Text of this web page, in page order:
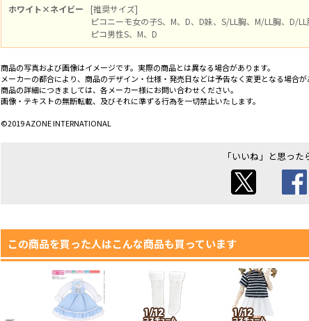
ホワイト×ネイビー
[推奨サイズ]
ピコニーモ女の子S、M、D、D妹、S/LL胸、M/LL胸、D/LL
ピコ男性S、M、D
商品の写真および画像はイメージです。実際の商品とは異なる場合があります。
メーカーの都合により、商品のデザイン・仕様・発売日などは予告なく変更となる場合が
商品の詳細につきましては、各メーカー様にお問い合わせください。
画像・テキストの無断転載、及びそれに準ずる行為を一切禁止いたします。
©2019 AZONE INTERNATIONAL
「いいね」と思った
この商品を買った人はこんな商品も買っています